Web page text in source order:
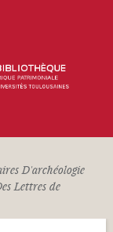
D'archéologie
Lettres de